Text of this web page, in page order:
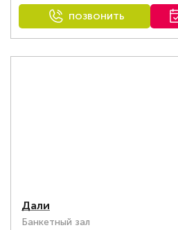
ПОЗВОНИТЬ
Дали
Банкетный зал